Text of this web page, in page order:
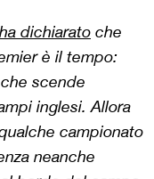
ha dichiarato che
è il tempo:
scende
inglesi. Allora
campionato
neanche